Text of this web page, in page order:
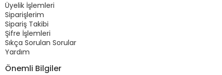
Üyelik İşlemleri
Siparişlerim
Sipariş Takibi
Şifre İşlemleri
Sıkça Sorulan Sorular
Yardım
Önemli Bilgiler